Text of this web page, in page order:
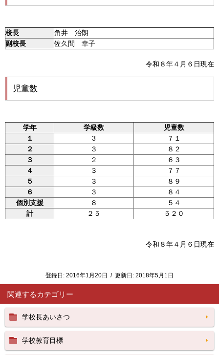
校長 ⻆井 治朗
副校長
佐久間 幸子
令和８年４月６日現在
児童数
学年 学級数
児童数
１
3
７１
２
３
８２
３
２
６３
４
３
７７
５
３
８９
６
３
８４
個別支援
８
５４
計
２５ ５２０
令和８年４月６日現在
登録日: 2016年1月20日 / 更新日: 2018年5月1日
関連するカテゴリー
学校長あいさつ
学校教育目標